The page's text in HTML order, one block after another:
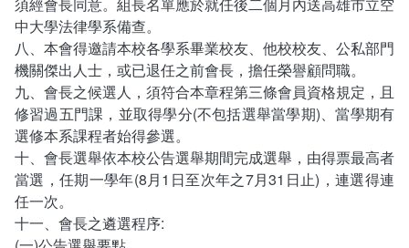
中大學法律學系備查。
八、本會得邀請本校各學系畢業校友、他校校友、公私部門
機關傑出人士，或已退任之前會長，擔任榮譽顧問職。
九、會長之候選人，須符合本章程第三條會員資格規定，且
修習過五門課，並取得學分(不包括選舉當學期)、當學期有
選修本系課程者始得參選。
十、會長選舉依本校公告選舉期間完成選舉，由得票最高者
當選，任期一學年(8月1日至次年之7月31日止)，連選得連
任一次。
十一、會長之遴選程序: